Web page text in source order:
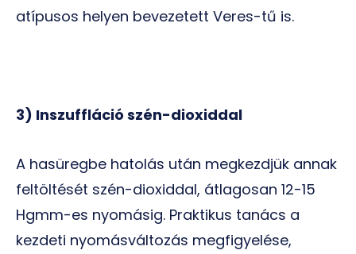
atípusos helyen bevezetett Veres-tű is.
3) Inszuffláció szén-dioxiddal
A hasüregbe hatolás után megkezdjük annak
feltöltését szén-dioxiddal, átlagosan 12-15
Hgmm-es nyomásig. Praktikus tanács a
kezdeti nyomásváltozás megfigyelése,